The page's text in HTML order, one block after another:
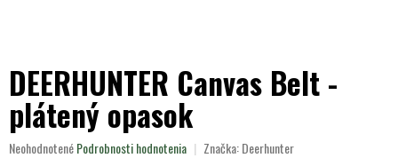
DEERHUNTER Canvas Belt -
plátený opasok
Priemerné
NeohodnotenéPodrobnosti hodnotenia Značka:Deerhunter